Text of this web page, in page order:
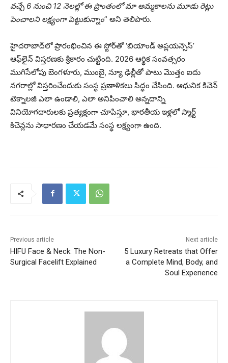
వచ్చే 6 నుంచి 12 నెలల్లో ఈ ప్రాంతంలో మా అమ్మకాలను మూడు రెట్లు
పెంచాలని లక్ష్యంగా పెట్టుకున్నాం” అని తెలిపారు.
హైదరాబాద్‌లో ప్రారంభించిన ఈ స్టోర్‌తో ‘బియాండ్ అప్లయన్సెస్’
ఆఫ్‌లైన్ విస్తరణకు శ్రీకారం చుట్టింది. 2026 ఆర్థిక సంవత్సరం
ముగిసేలోపు బెంగళూరు, ముంబై, న్యూ ఢిల్లీతో పాటు మొత్తం ఐదు
నగరాల్లో విస్తరించేందుకు సంస్థ ప్రణాళికలు సిద్ధం చేసింది. ఆధునిక కిచెన్
టెక్నాలజీ ఎలా ఉండాలి, ఎలా అనిపించాలి అన్నదాన్ని
వినియోగదారులకు ప్రత్యక్షంగా చూపిస్తూ, భారతీయ ఇళ్లలో స్మార్ట్
కిచెన్లను సాధారణం చేయడమే సంస్థ లక్ష్యంగా ఉంది.
Previous article
HIFU Face & Neck: The Non-
Surgical Facelift Explained
Next article
5 Luxury Retreats that Offer
a Complete Mind, Body, and
Soul Experience